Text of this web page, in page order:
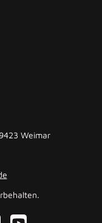
Weimar